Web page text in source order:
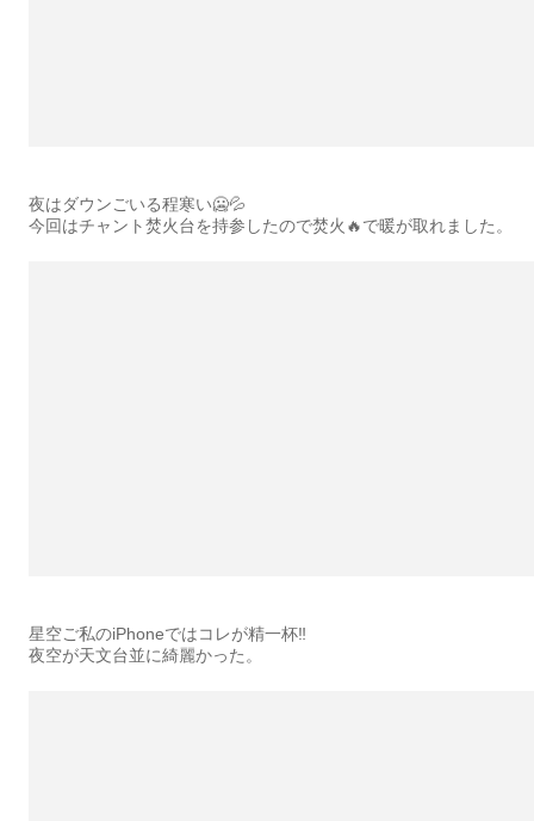
夜はダウンごいる程寒い🥶💦
今回はチャント焚火台を持参したので焚火🔥で暖が取れました。
星空ご私のiPhoneではコレが精一杯‼︎
夜空が天文台並に綺麗かった。